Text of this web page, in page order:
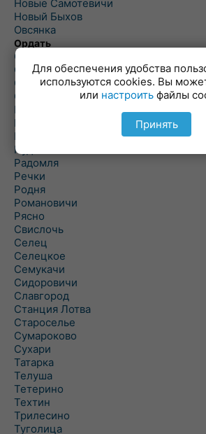
Новые Самотевичи
Новый Быхов
Овсянка
Ордать
Ореховка
Осиновка
Осиповичи
Осово
Павловичи
Паршино
Петуховка
Пудовня
Радомля
Речки
Родня
Романовичи
Рясно
Свислочь
Селец
Селецкое
Семукачи
Сидоровичи
Славгород
Станция Лотва
Староселье
Сумароково
Сухари
Татарка
Телуша
Тетерино
Техтин
Трилесино
Туголица
Для обеспечения удобства
используются cookies. Вы
или настроить файлы
Принять